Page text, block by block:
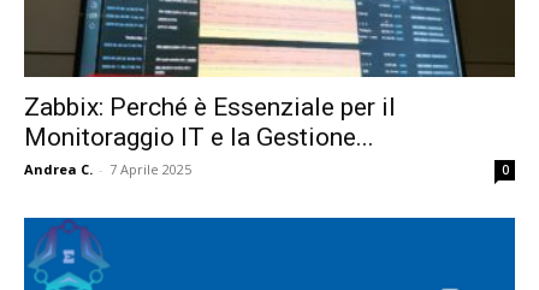
Zabbix: Perché è Essenziale per il
Monitoraggio IT e la Gestione...
Andrea C. - 7 Aprile 2025 0